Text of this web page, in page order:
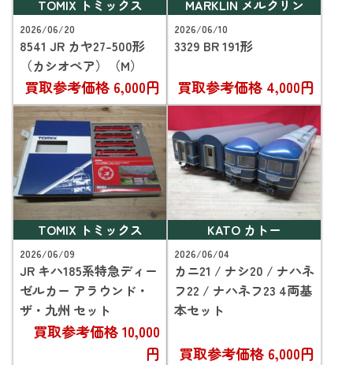
TOMIX トミックス
2026/06/20
8541 JR カヤ27-500形
（カシオペア）（M）
買取参考価格 6,000円
MARKLIN メルクリン
2026/06/10
3329 BR 191形
買取参考価格 4,000円
TOMIX トミックス
2026/06/09
JR キハ185系特急ディー
ゼルカー アラウンド・
ザ・九州 セット
買取参考価格10,000
円
KATO カトー
2026/06/04
カニ21 / ナシ20 / ナハネ
フ22 / ナハネフ23 4両基
本セット
買取参考価格 6,000円